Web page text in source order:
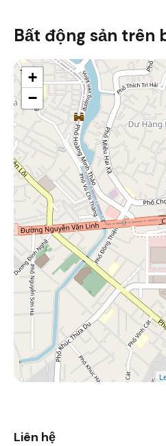
Bất động sản trên
+
−
Liên hệ